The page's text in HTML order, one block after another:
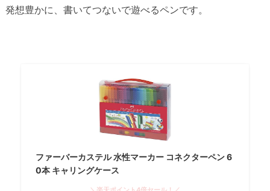
発想豊かに、書いてつないで遊べるペンです。
ファーバーカステル 水性マーカー コネクターペン 6
0本 キャリングケース